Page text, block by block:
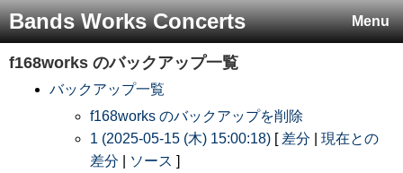
Menu
Bands Works Concerts
f168works のバックアップ一覧
バックアップ一覧
f168works のバックアップを削除
1 (2025-05-15 (木) 15:00:18) [ 差分
現在との
差分
ソース ]